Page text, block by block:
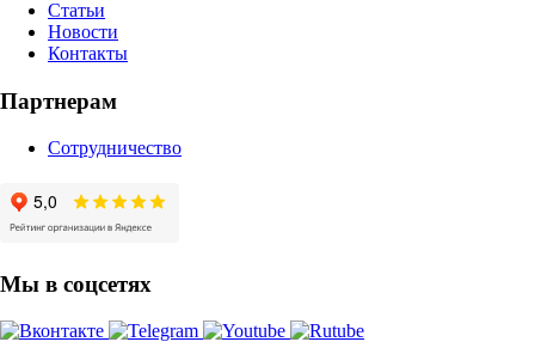
Статьи
Новости
Контакты
Партнерам
Сотрудничество
Мы в соцсетях